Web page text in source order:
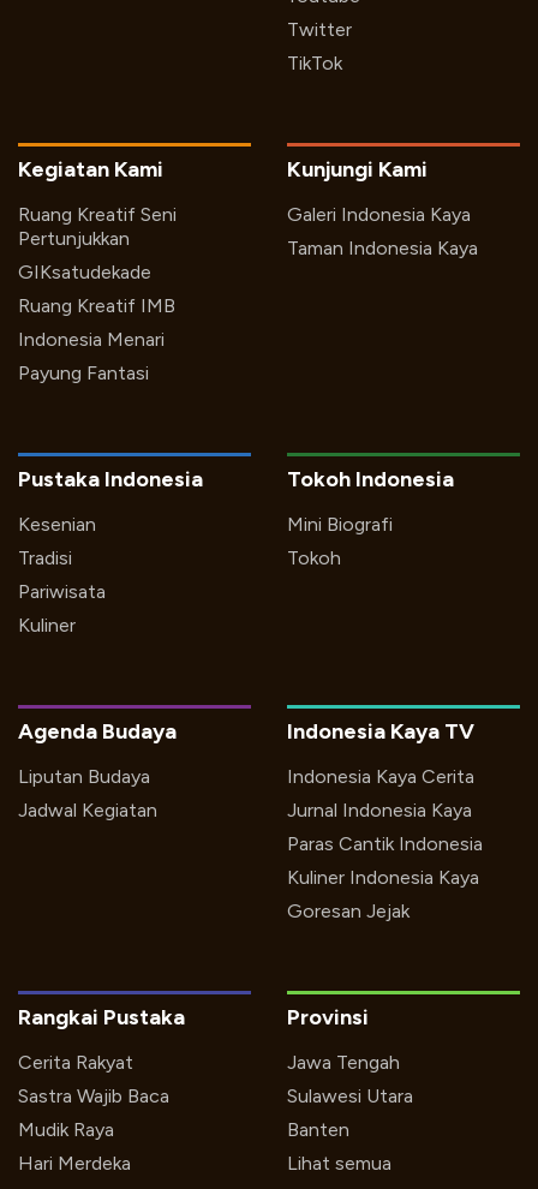
Twitter
TikTok
Kegiatan Kami
Ruang Kreatif Seni
Pertunjukkan
GIKsatudekade
Ruang Kreatif IMB
Indonesia Menari
Payung Fantasi
Kunjungi Kami
Galeri Indonesia Kaya
Taman Indonesia Kaya
Pustaka Indonesia
Kesenian
Tradisi
Pariwisata
Kuliner
Tokoh Indonesia
Mini Biografi
Tokoh
Indonesia Kaya TV
Indonesia Kaya Cerita
Jurnal Indonesia Kaya
Paras Cantik Indonesia
Kuliner Indonesia Kaya
Goresan Jejak
Agenda Budaya
Liputan Budaya
Jadwal Kegiatan
Rangkai Pustaka
Cerita Rakyat
Sastra Wajib Baca
Mudik Raya
Hari Merdeka
Provinsi
Jawa Tengah
Sulawesi Utara
Banten
Lihat semua